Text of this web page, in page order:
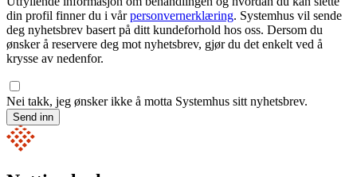
din profil finner du i vår personvernerklæring. Systemhus vil sende
deg nyhetsbrev basert på ditt kundeforhold hos oss. Dersom du
ønsker å reservere deg mot nyhetsbrev, gjør du det enkelt ved å
krysse av nedenfor.
Nei takk, jeg ønsker ikke å motta Systemhus sitt nyhetsbrev.
Send inn